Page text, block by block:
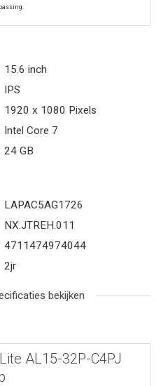
15.6 inch
IPS
1920 x 1080 Pixels
Intel Core 7
24 GB
LAPAC5AG1726
NX.JTREH.011
4711474974044
2jr
bekijken
AL15-32P-C4PJ